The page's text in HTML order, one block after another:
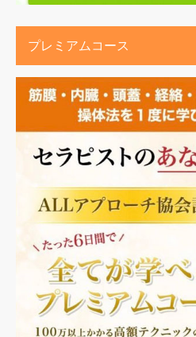
プレミアムコース